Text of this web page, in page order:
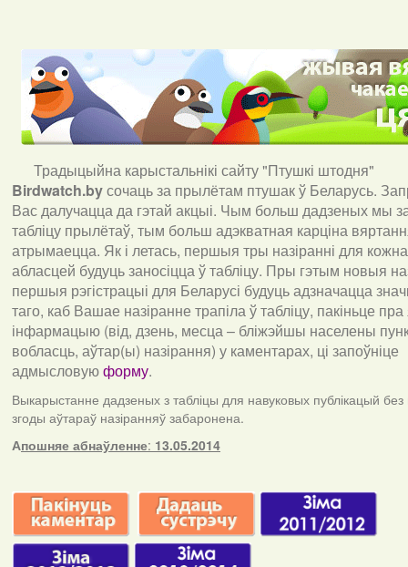
Традыцыйна карыстальнікі сайту "Птушкі штодня"
Birdwatch.byсочаць за прылётам птушак ў Беларусь.
Вас далучацца да гэтай акцыі. Чым больш дадзеных мы
табліцу прылётаў, тым больш адэкватная карціна
атрымаецца. Як і летась, першыя тры назіранні для
абласцей будуць заносіцца ў табліцу. Пры гэтым новыя
першыя рэгістрацыі для Беларусі будуць адзначацца
таго, каб Вашае назіранне трапіла ў табліцу, пакіньце пра
інфармацыю (від, дзень, месца – бліжэйшы населены
вобласць, аўтар(ы) назірання) у каментарах, ці запоўніце
адмысловуюформу.
Выкарыстанне дадзеных з табліцы для навуковых публікацый без
згоды аўтараў назіранняў забаронена.
Апошняе абнаўленне: 13.05.2014